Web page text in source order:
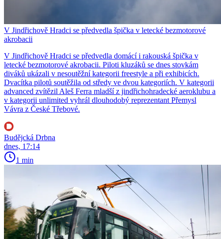
V Jindřichově Hradci se předvedla špička v letecké bezmotorové
akrobacii
V Jindřichově Hradci se předvedla domácí i rakouská špička v
letecké bezmotorové akrobacii. Piloti kluzáků se dnes stovkám
diváků ukázali v nesoutěžní kategorii freestyle a při exhibicích.
Dvacítka pilotů soutěžila od středy ve dvou kategoriích. V kategorii
advanced zvítězil Aleš Ferra mladší z jindřichohradecké aeroklubu a
v kategorii unlimited vyhrál dlouhodobý reprezentant Přemysl
Vávra z České Třebové.
Budějcká Drbna
dnes, 17:14
1 min